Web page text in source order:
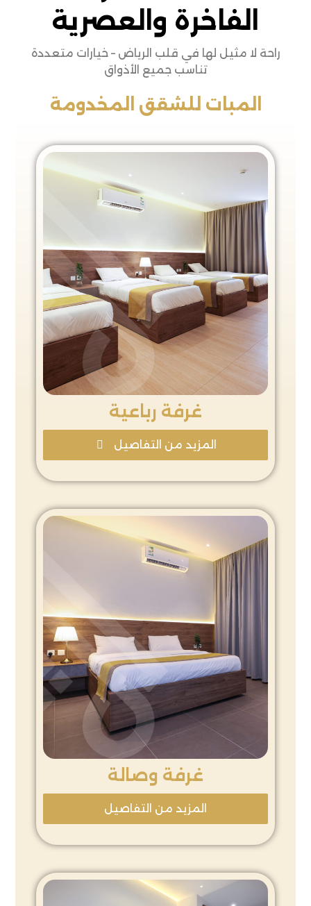
الفاخرة والعصرية
راحة لا مثيل لها في قلب الرياض – خيارات متعددة
تناسب جميع الأذواق
المبات للشقق المخدومة
غرفة رباعية
المزيد من التفاصيل
غرفة وصالة
المزيد من التفاصيل